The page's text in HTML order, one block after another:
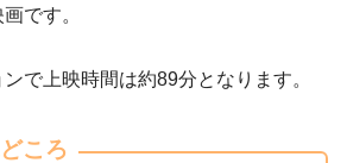
です。
で上映時間は約89分となります。
ころ